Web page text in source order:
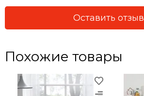
Оставить отзыв
Похожие товары